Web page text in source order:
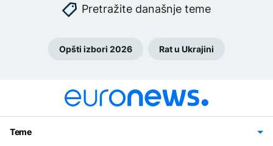
Pretražite današnje teme
Opšti izbori 2026 Rat u Ukrajini
Teme